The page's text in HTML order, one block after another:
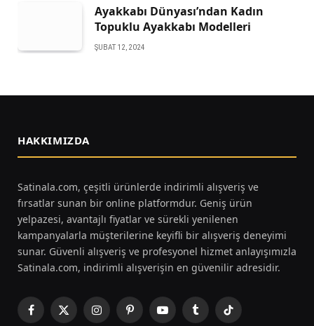
Ayakkabı Dünyası’ndan Kadın
Topuklu Ayakkabı Modelleri
ŞUBAT 12, 2024
HAKKIMIZDA
Satinala.com, çeşitli ürünlerde indirimli alışveriş ve
fırsatlar sunan bir online platformdur. Geniş ürün
yelpazesi, avantajlı fiyatlar ve sürekli yenilenen
kampanyalarla müşterilerine keyifli bir alışveriş deneyimi
sunar. Güvenli alışveriş ve profesyonel hizmet anlayışımızla
Satinala.com, indirimli alışverişin en güvenilir adresidir.
Facebook
X
InstagramPinterestYouTubeTumblrTikTok